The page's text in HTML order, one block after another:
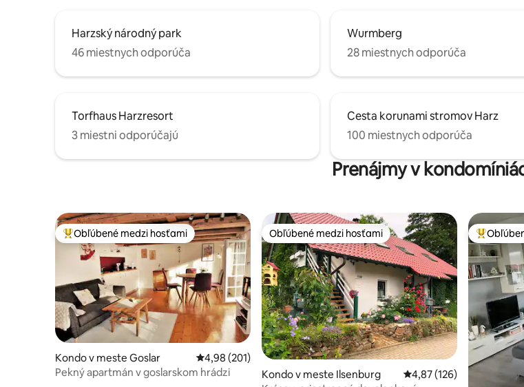
Harzský národný park
46 miestnych odporúča
Wurmberg
28 miestnych odporúča
Torfhaus Harzresort
3 miestni odporúčajú
Cesta korunami stromov Harz
100 miestnych odporúča
Prenájmy v
Najobľúbenejšie medzi hosťami
Obľúbené medzi hosťami
Kondo v meste Goslar Priemerné ohodnotenie 4,98 z 5, počet hodnotení: 201
4,98 (201)
Pekný apartmán v goslarskom hrádzi
Obľúbené medzi hosťami
Obľúbené medzi hosťami
Kondo v meste Ilsenburg Priemerné ohodnotenie
4,87 (126)